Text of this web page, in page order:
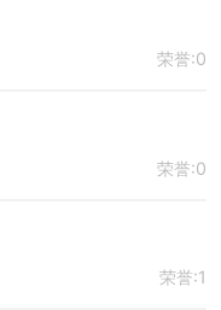
荣誉:0
荣誉:0
荣誉:1